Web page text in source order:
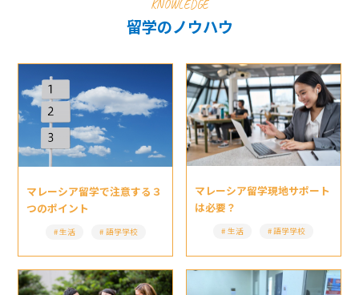
KNOWLEDGE
留学のノウハウ
マレーシア留学で注意する３
つのポイント
生活 語学学校
マレーシア留学現地サポート
は必要？
生活 語学学校